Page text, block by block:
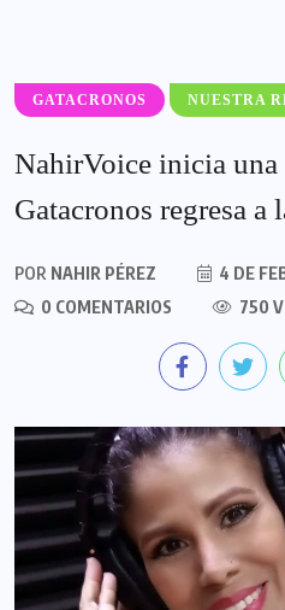
GATACRONOS NUESTRA
NahirVoice inicia una
Gatacronos regresa a
POR NAHIR PÉREZ
4 DE
0 COMENTARIOS
750